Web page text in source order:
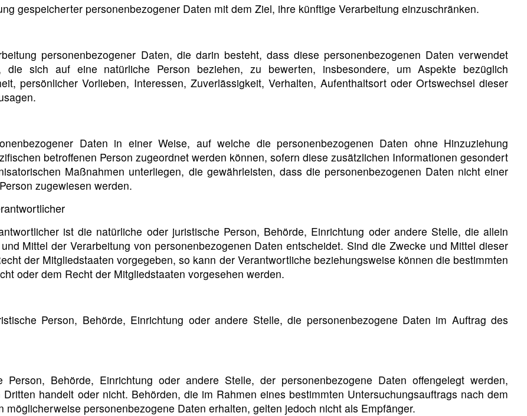
gespeicherter personenbezogener Daten mit dem Ziel, ihre künftige Verarbeitung einzuschränken.
personenbezogener Daten, die darin besteht, dass diese personenbezogenen Daten verwendet
die sich auf eine natürliche Person beziehen, zu bewerten, insbesondere, um Aspekte bezüglich
persönlicher Vorlieben, Interessen, Zuverlässigkeit, Verhalten, Aufenthaltsort oder Ortswechsel dieser
Daten in einer Weise, auf welche die personenbezogenen Daten ohne Hinzuziehung
betroffenen Person zugeordnet werden können, sofern diese zusätzlichen Informationen gesondert
Maßnahmen unterliegen, die gewährleisten, dass die personenbezogenen Daten nicht einer
zugewiesen werden.
ist die natürliche oder juristische Person, Behörde, Einrichtung oder andere Stelle, die allein
Mittel der Verarbeitung von personenbezogenen Daten entscheidet. Sind die Zwecke und Mittel dieser
der Mitgliedstaaten vorgegeben, so kann der Verantwortliche beziehungsweise können die bestimmten
oder dem Recht der Mitgliedstaaten vorgesehen werden.
Person, Behörde, Einrichtung oder andere Stelle, die personenbezogene Daten im Auftrag des
Behörde, Einrichtung oder andere Stelle, der personenbezogene Daten offengelegt werden,
handelt oder nicht. Behörden, die im Rahmen eines bestimmten Untersuchungsauftrags nach dem
personenbezogene Daten erhalten, gelten jedoch nicht als Empfänger.